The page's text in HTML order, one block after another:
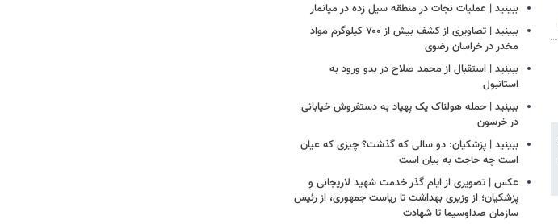
ببینید | عملیات نجات در منطقه سیل زده در میانمار
ببینید | تصاویری از کشف بیش از ۷۰۰ کیلوگرم مواد
مخدر در خراسان رضوی
ببینید | استقبال از محمد صلاح در بدو ورود به
استانبول
ببینید | حمله هولناک یک پهپاد به دستفروش خیابانی
در خرسون
ببینید | پزشکیان: دو سالی که گذشت؟ چیزی که عیان
است چه حاجت به بیان است
عکس | تصویری از ایام گذر خدمت شهید لاریجانی و
پزشکیان؛ از وزیری بهداشت تا ریاست جمهوری، از رئیس
سازمان صداوسیما تا شهادت